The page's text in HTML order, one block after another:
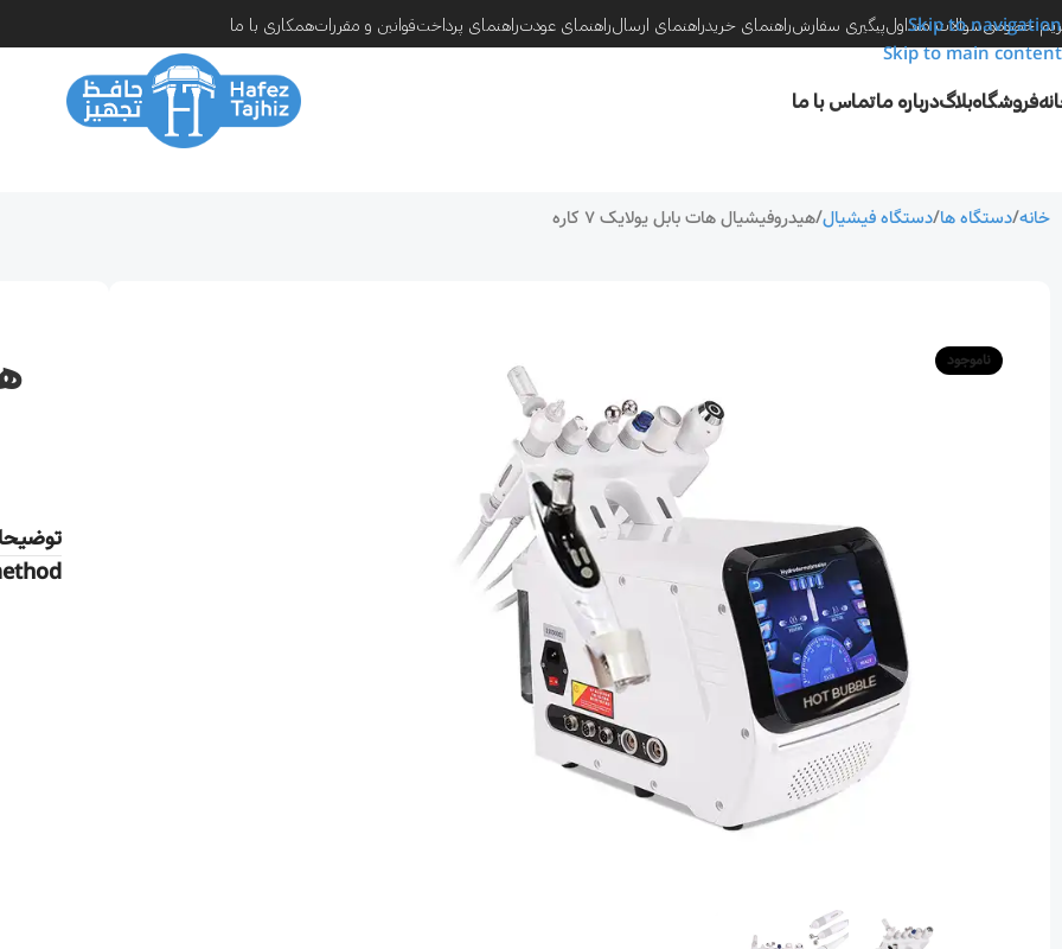
Skip to navigation
Skip to main content
خصوصیسوالات متداولپیگیری سفارشراهنمای خریدراهنمای ارسالراهنمای عودتراهنمای پرداختقوانین و مقرراتهمکاری با ما
فروشگاهبلاگدرباره ماتماس با ما
خانه دستگاه ها دستگاه فیشیال هیدروفیشیال هات بابل یولایک 7 کاره
ناموجود